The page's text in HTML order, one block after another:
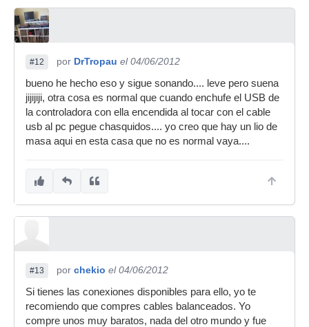
#12 por DrTropau el 04/06/2012
bueno he hecho eso y sigue sonando.... leve pero suena
jijijiji, otra cosa es normal que cuando enchufe el USB de
la controladora con ella encendida al tocar con el cable
usb al pc pegue chasquidos.... yo creo que hay un lio de
masa aqui en esta casa que no es normal vaya....
#13 por chekio el 04/06/2012
Si tienes las conexiones disponibles para ello, yo te
recomiendo que compres cables balanceados. Yo
compre unos muy baratos, nada del otro mundo y fue